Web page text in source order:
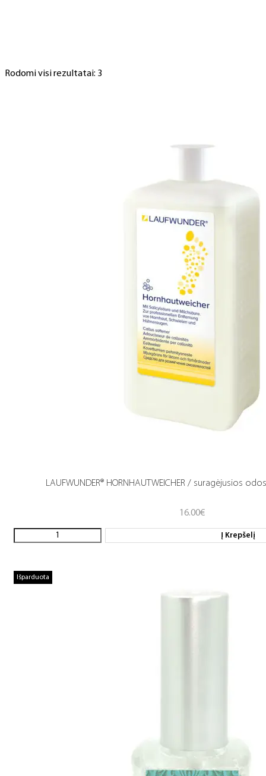
Rodomi visi rezultatai: 3
LAUFWUNDER® HORNHAUTWEICHER / suragėjusios
16.00€
Į Krepšelį
Išparduota